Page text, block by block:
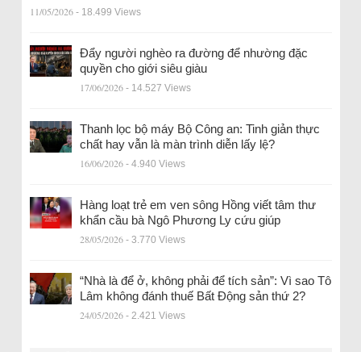
11/05/2026 - 18.499 Views
Đẩy người nghèo ra đường để nhường đặc
quyền cho giới siêu giàu
17/06/2026 - 14.527 Views
Thanh lọc bộ máy Bộ Công an: Tinh giản thực
chất hay vẫn là màn trình diễn lấy lệ?
16/06/2026 - 4.940 Views
Hàng loạt trẻ em ven sông Hồng viết tâm thư
khẩn cầu bà Ngô Phương Ly cứu giúp
28/05/2026 - 3.770 Views
“Nhà là để ở, không phải để tích sản”: Vì sao Tô
Lâm không đánh thuế Bất Động sản thứ 2?
24/05/2026 - 2.421 Views